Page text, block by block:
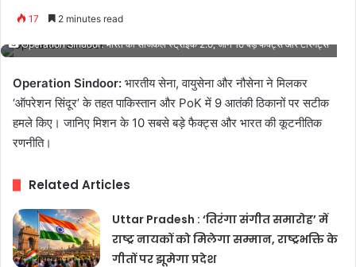
17 2 minutes read
Operation Sindoor: भारत की सर्जिकल स्ट्राइक 2.0, जानें 10 बड़े फैक्ट्स और टारगेट्स
Operation Sindoor: भारतीय सेना, वायुसेना और नौसेना ने मिलकर
‘ऑपरेशन सिंदूर’ के तहत पाकिस्तान और PoK में 9 आतंकी ठिकानों पर सटीक
हमले किए। जानिए मिशन के 10 सबसे बड़े फैक्ट्स और भारत की कूटनीतिक
रणनीति।
Related Articles
Uttar Pradesh : ‘तिरंगा संगीत समारोह’ में
राष्ट्र नायकों को मिलेगा सम्मान, राष्ट्रभक्ति के
गीतों पर झूमेगा प्रदेश